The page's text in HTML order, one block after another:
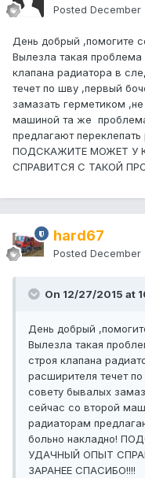
Posted December
День добрый ,помогите
Вылезла такая
клапана радиатора в
течет по шву ,первый
замазать герметиком
машиной та же
предлагают
ПОДСКАЖИТЕ МОЖЕТ У
СПРАВИТСЯ С ТАКОЙ
hard67
Posted December
On 12/27/2015 at
День добрый
Вылезла такая
строя клапана
расширителя течет
совету бывалых
сейчас со второй
радиаторам
больно накладно!
УДАЧНЫЙ ОПЫТ
ЗАРАНЕЕ СПАСИБО!!!!